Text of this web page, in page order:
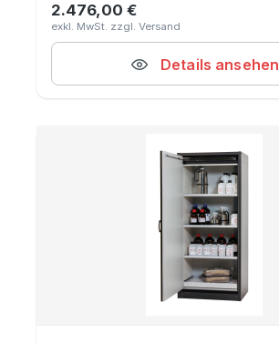
Regulärer Preis:
2.476,00 €
Details ansehen